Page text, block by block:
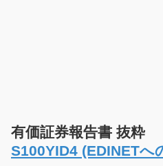
有価証券報告書 抜粋
S100YID4 (EDINETへ